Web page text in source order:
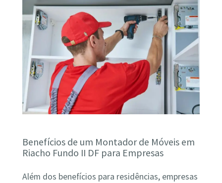
Benefícios de um Montador de Móveis em
Riacho Fundo II DF para Empresas
Além dos benefícios para residências, empresas